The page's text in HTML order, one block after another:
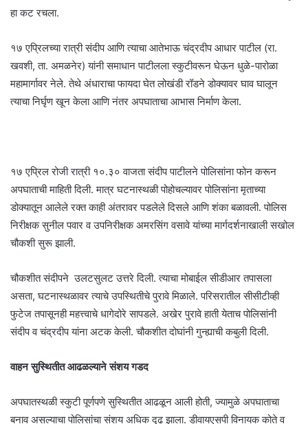
हा कट रचला.
१७ एप्रिलच्या रात्री संदीप आणि त्याचा आतेभाऊ चंद्रदीप आधार पाटील (रा.
खवशी, ता. अमळनेर) यांनी समाधान पाटीलला स्कुटीवरून घेऊन धुळे-पारोळा
महामार्गावर नेले. तेथे अंधाराचा फायदा घेत लोखंडी रॉडने डोक्यावर घाव घालून
त्याचा निर्घृण खून केला आणि नंतर अपघाताचा आभास निर्माण केला.
१७ एप्रिल रोजी रात्री १०.३० वाजता संदीप पाटीलने पोलिसांना फोन करून
अपघाताची माहिती दिली. मात्र घटनास्थळी पोहोचल्यावर पोलिसांना मृताच्या
डोक्यातून आलेले रक्त काही अंतरावर पडलेले दिसले आणि शंका बळावली. पोलिस
निरीक्षक सुनील पवार व उपनिरीक्षक अमरसिंग वसावे यांच्या मार्गदर्शनाखाली सखोल
चौकशी सुरू झाली.
चौकशीत संदीपने उलटसुलट उत्तरे दिली. त्याचा मोबाईल सीडीआर तपासला
असता, घटनास्थळावर त्याचे उपस्थितीचे पुरावे मिळाले. परिसरातील सीसीटीव्ही
फुटेज तपासूनही महत्त्वाचे धागेदोरे सापडले. अखेर पुरावे हाती येताच पोलिसांनी
संदीप व चंद्रदीप यांना अटक केली. चौकशीत दोघांनी गुन्ह्याची कबुली दिली.
वाहन सुस्थितीत आढळल्याने संशय गडद
अपघातस्थळी स्कुटी पूर्णपणे सुस्थितीत आढळून आली होती, ज्यामुळे अपघाताचा
बनाव असल्याचा पोलिसांचा संशय अधिक दृढ झाला. डीवायएसपी विनायक कोते व